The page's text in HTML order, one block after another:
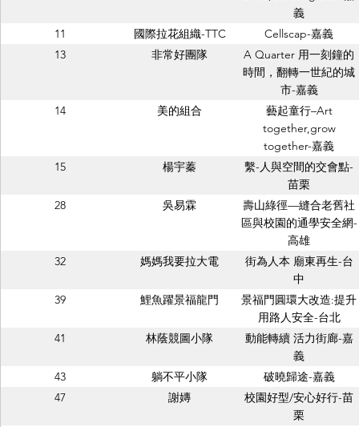
義
11
國際拉花組織-TTC
Cellscap-嘉義
13
非常好團隊
A Quarter 用一刻鐘的
時間，翻轉一世紀的城
市-嘉義
14
美的組合
藝起童行–Art
together,grow
together-嘉義
15
楊宇蓁
繫-人與空間的交會點-
苗栗
28
吳易霖
壽山綠徑—縫合老舊社
區與校園的通學安全網-
高雄
32
媽媽我要拉大電
街為人本 廟東再生-台
中
39
鯉魚躍景福龍門
景福門圓環大改造:提升
用路人安全-台北
41
林蔭競圖小隊
動能轉續 活力街廊-嘉
義
43
躺不平小隊
破曉歸途-嘉義
47
謝嫥
校園好型/安心好行-苗
栗